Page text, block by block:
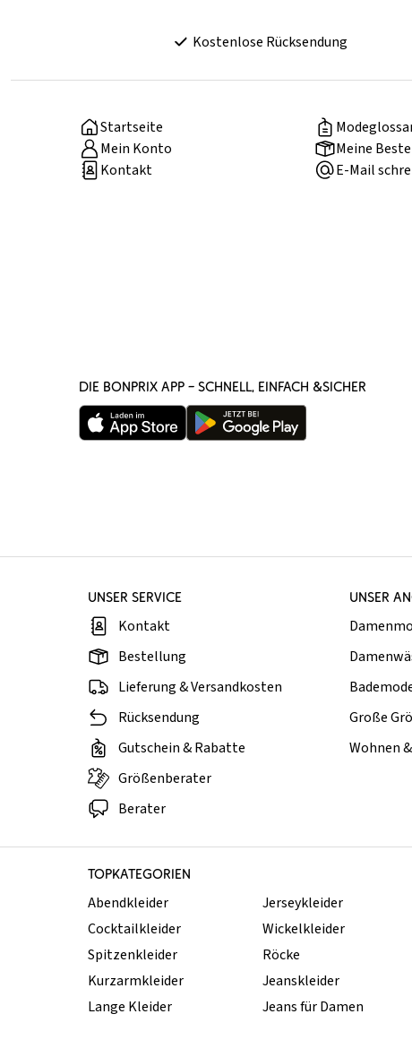
Kostenlose Rücksendung
Startseite
Mein Konto
Meine
Kontakt
E-Mail
DIE BONPRIX APP – SCHNELL, EINFACH &SICHER
UNSER SERVICE
Kontakt
Bestellung
Lieferung & Versandkosten
Rücksendung
Gutschein & Rabatte
Größenberater
Berater
UNSER
Große
Wohnen
TOPKATEGORIEN
Abendkleider
Cocktailkleider
Spitzenkleider
Kurzarmkleider
Lange Kleider
Jerseykleider
Wickelkleider
Röcke
Jeanskleider
Jeans für Damen